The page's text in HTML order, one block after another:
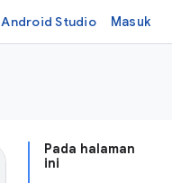
Android Studio Masuk
Pada halaman
ini